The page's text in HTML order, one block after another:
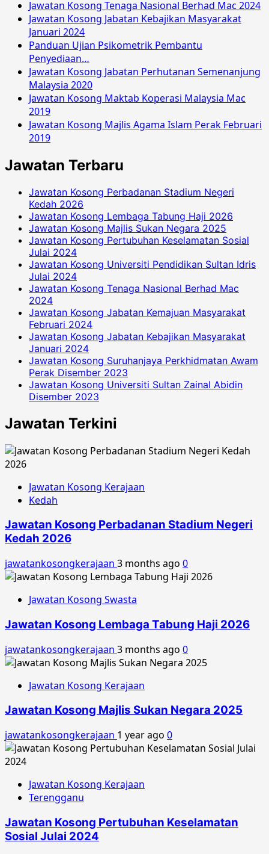
Jawatan Kosong Tenaga Nasional Berhad Mac 2024
Jawatan Kosong Jabatan Kebajikan Masyarakat
Januari 2024
Panduan Ujian Psikometrik Pembantu
Penyediaan…
Jawatan Kosong Jabatan Perhutanan Semenanjung
Malaysia 2020
Jawatan Kosong Maktab Koperasi Malaysia Mac
2019
Jawatan Kosong Majlis Agama Islam Perak Februari
2019
Jawatan Terbaru
Jawatan Kosong Perbadanan Stadium Negeri
Kedah 2026
Jawatan Kosong Lembaga Tabung Haji 2026
Jawatan Kosong Majlis Sukan Negara 2025
Jawatan Kosong Pertubuhan Keselamatan Sosial
Julai 2024
Jawatan Kosong Universiti Pendidikan Sultan Idris
Julai 2024
Jawatan Kosong Tenaga Nasional Berhad Mac
2024
Jawatan Kosong Jabatan Kemajuan Masyarakat
Februari 2024
Jawatan Kosong Jabatan Kebajikan Masyarakat
Januari 2024
Jawatan Kosong Suruhanjaya Perkhidmatan Awam
Perak Disember 2023
Jawatan Kosong Universiti Sultan Zainal Abidin
Disember 2023
Jawatan Terkini
Jawatan Kosong Kerajaan
Kedah
Jawatan Kosong Perbadanan Stadium Negeri
Kedah 2026
jawatankosongkerajaan 3 months ago 0
Jawatan Kosong Swasta
Jawatan Kosong Lembaga Tabung Haji 2026
jawatankosongkerajaan 3 months ago 0
Jawatan Kosong Kerajaan
Jawatan Kosong Majlis Sukan Negara 2025
jawatankosongkerajaan 1 year ago 0
Jawatan Kosong Kerajaan
Terengganu
Jawatan Kosong Pertubuhan Keselamatan
Sosial Julai 2024